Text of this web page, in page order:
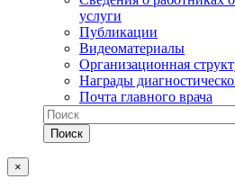
услуги
Публикации
Видеоматериалы
Организационная
Награды
Почта главного врача
×